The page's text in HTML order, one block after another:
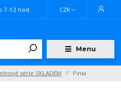
Menu
CZK
7-12 hod.
série SKLADEM Pinia